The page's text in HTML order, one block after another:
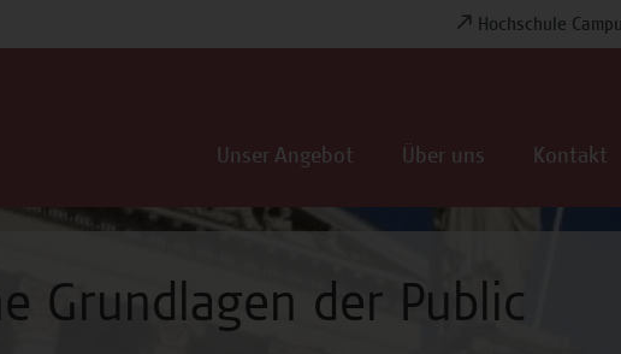
Hochschule
Unser Angebot Über uns Kontakt
Grundlagen der Public